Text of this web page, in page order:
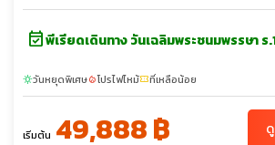
event_availableพีเรียดเดินทาง วันเฉลิมพระชนมพรรษา ร
sunnyวันหยุดพิเศษlocal_fire_departmentโปรไฟไหม้confirmation_numberที่เหลือน้อย
เริ่มต้น 49,888 ฿